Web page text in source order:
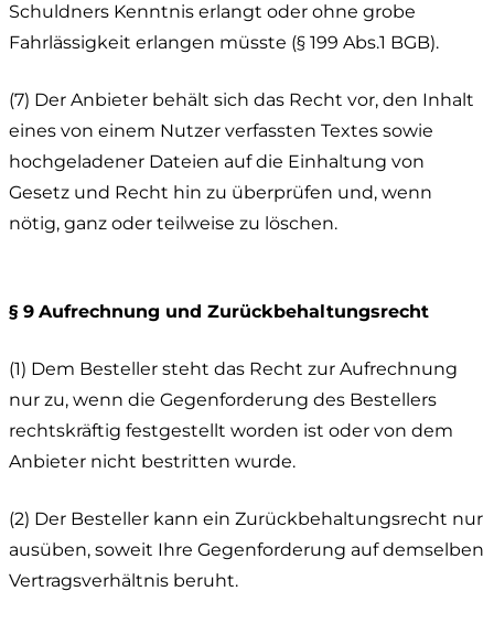
Schuldners Kenntnis erlangt oder ohne grobe
Fahrlässigkeit erlangen müsste (§ 199 Abs.1 BGB).
(7) Der Anbieter behält sich das Recht vor, den Inhalt
eines von einem Nutzer verfassten Textes sowie
hochgeladener Dateien auf die Einhaltung von
Gesetz und Recht hin zu überprüfen und, wenn
nötig, ganz oder teilweise zu löschen.
§ 9 Aufrechnung und Zurückbehaltungsrecht
(1) Dem Besteller steht das Recht zur Aufrechnung
nur zu, wenn die Gegenforderung des Bestellers
rechtskräftig festgestellt worden ist oder von dem
Anbieter nicht bestritten wurde.
(2) Der Besteller kann ein Zurückbehaltungsrecht nur
ausüben, soweit Ihre Gegenforderung auf demselben
Vertragsverhältnis beruht.